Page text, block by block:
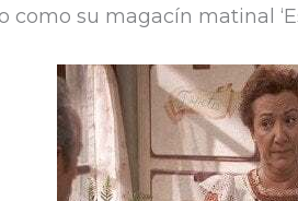
como su magacín matinal